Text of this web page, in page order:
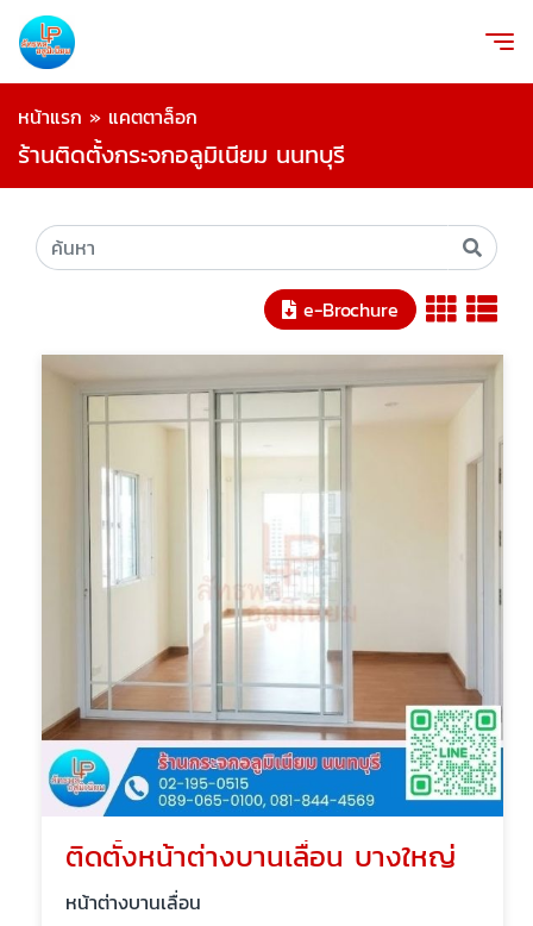
หน้าแรก » แคตตาล็อก
ร้านติดตั้งกระจกอลูมิเนียม นนทบุรี
e-Brochure
ติดตั้งหน้าต่างบานเลื่อน บางใหญ่
หน้าต่างบานเลื่อน